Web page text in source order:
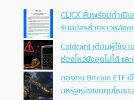
CLICX ลั่นพร้อมดำเ
รับสมัครชั่วคราวหลัง
Coldcard เตือนผู้ใช้ง
ช่องโหว่ยังอุดไม่ได้ แล
กองทุน Bitcoin ETF เ
สหรัฐหลังเงินทุนไหลอ